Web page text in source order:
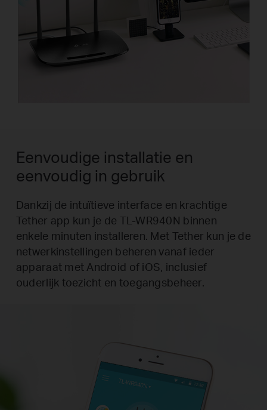
Eenvoudige installatie en
eenvoudig in gebruik
Dankzij de intuïtieve interface en krachtige
Tether app kun je de TL-WR940N binnen
enkele minuten installeren. Met Tether kun je de
netwerkinstellingen beheren vanaf ieder
apparaat met Android of iOS, inclusief
ouderlijk toezicht en toegangsbeheer.